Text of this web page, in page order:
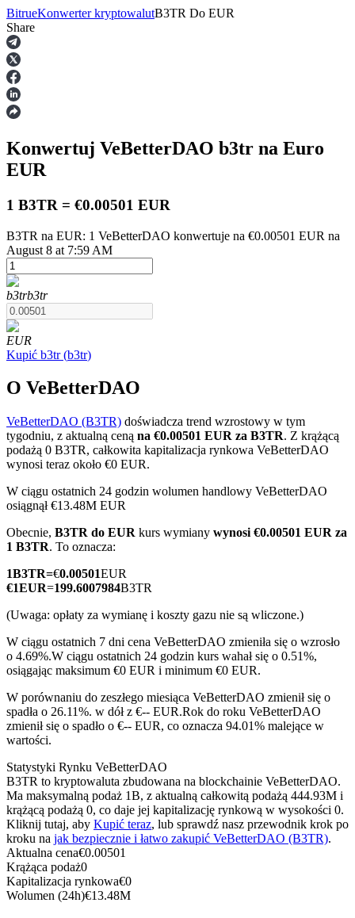
Kontrakty terminowe
Kontrakty terminowe na USDT
Kontrakty terminowe COIN-M
Kontrakty terminowe na kryptowaluty
TradFi
Instrumenty pochodne na akcje, forex, metale szlachetne i
towary
Kontrakty terminowe na USDC
Kontrakty futures wykorzystujące USDC jako zabezpieczenie
Kopiowanie Transakcji
BitrueKonwerter kryptowalutB3TR Do EUR
Share
Konwertuj VeBetterDAO b3tr na Euro
EUR
1 B3TR = €0.00501 EUR
B3TR na EUR: 1 VeBetterDAO konwertuje na €0.00501 EUR na
August 8 at 7:59 AM
b3trb3tr
EUR
Kupić b3tr(b3tr)
O VeBetterDAO
VeBetterDAO (B3TR) doświadcza trend wzrostowy w tym
tygodniu, z aktualną ceną na €0.00501 EUR za B3TR. Z krążącą
podażą 0 B3TR, całkowita kapitalizacja rynkowa VeBetterDAO
wynosi teraz około €0 EUR.
W ciągu ostatnich 24 godzin wolumen handlowy VeBetterDAO
osiągnął €13.48M EUR
Obecnie, B3TR do EUR kurs wymiany wynosi €0.00501 EUR za
1 B3TR. To oznacza:
1B3TR=€0.00501EUR
€1EUR=199.6007984B3TR
(Uwaga: opłaty za wymianę i koszty gazu nie są wliczone.)
W ciągu ostatnich 7 dni cena VeBetterDAO zmieniła się o wzrosło
o 4.69%.W ciągu ostatnich 24 godzin kurs wahał się o 0.51%,
osiągając maksimum €0 EUR i minimum €0 EUR.
W porównaniu do zeszłego miesiąca VeBetterDAO zmienił się o
spadła o 26.11%. w dół z €-- EUR.Rok do roku VeBetterDAO
zmienił się o spadło o €-- EUR, co oznacza 94.01% malejące w
wartości.
Statystyki Rynku VeBetterDAO
B3TR to kryptowaluta zbudowana na blockchainie VeBetterDAO.
Ma maksymalną podaż 1B, z aktualną całkowitą podażą 444.93M i
krążącą podażą 0, co daje jej kapitalizację rynkową w wysokości 0.
Kliknij tutaj, aby Kupić teraz, lub sprawdź nasz przewodnik krok po
kroku na jak bezpiecznie i łatwo zakupić VeBetterDAO (B3TR).
Aktualna cena€0.00501
Krążąca podaż0
Kapitalizacja rynkowa€0
Wolumen (24h)€13.48M